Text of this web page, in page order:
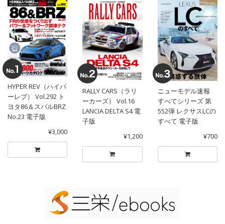
HYPER REV（ハイパ
ーレブ） Vol.292 ト
ヨタ86＆スバルBRZ
No.23 電子版
¥3,000
RALLY CARS（ラリ
ーカーズ） Vol.16
LANCIA DELTA S4 電
子版
¥1,200
ニューモデル速報
すべてシリーズ 第
552弾 レクサスLCの
すべて 電子版
¥700